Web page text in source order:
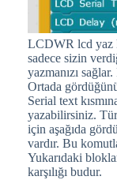
LCDWR lcd yaz
sadece sizin
yazmanızı
Ortada
Serial text
yazabilirsiniz.
için aşağıda
vardır. Bu
Yukarıdaki
karşılığı budur.